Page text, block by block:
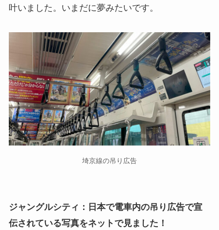
叶いました。いまだに夢みたいです。
埼京線の吊り広告
ジャングルシティ：日本で電車内の吊り広告で宣
伝されている写真をネットで見ました！